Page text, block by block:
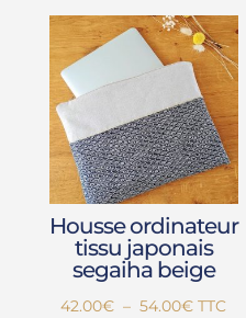
Housse ordinateur
tissu japonais
segaiha beige
42.00€ – 54.00€Plage
TTC